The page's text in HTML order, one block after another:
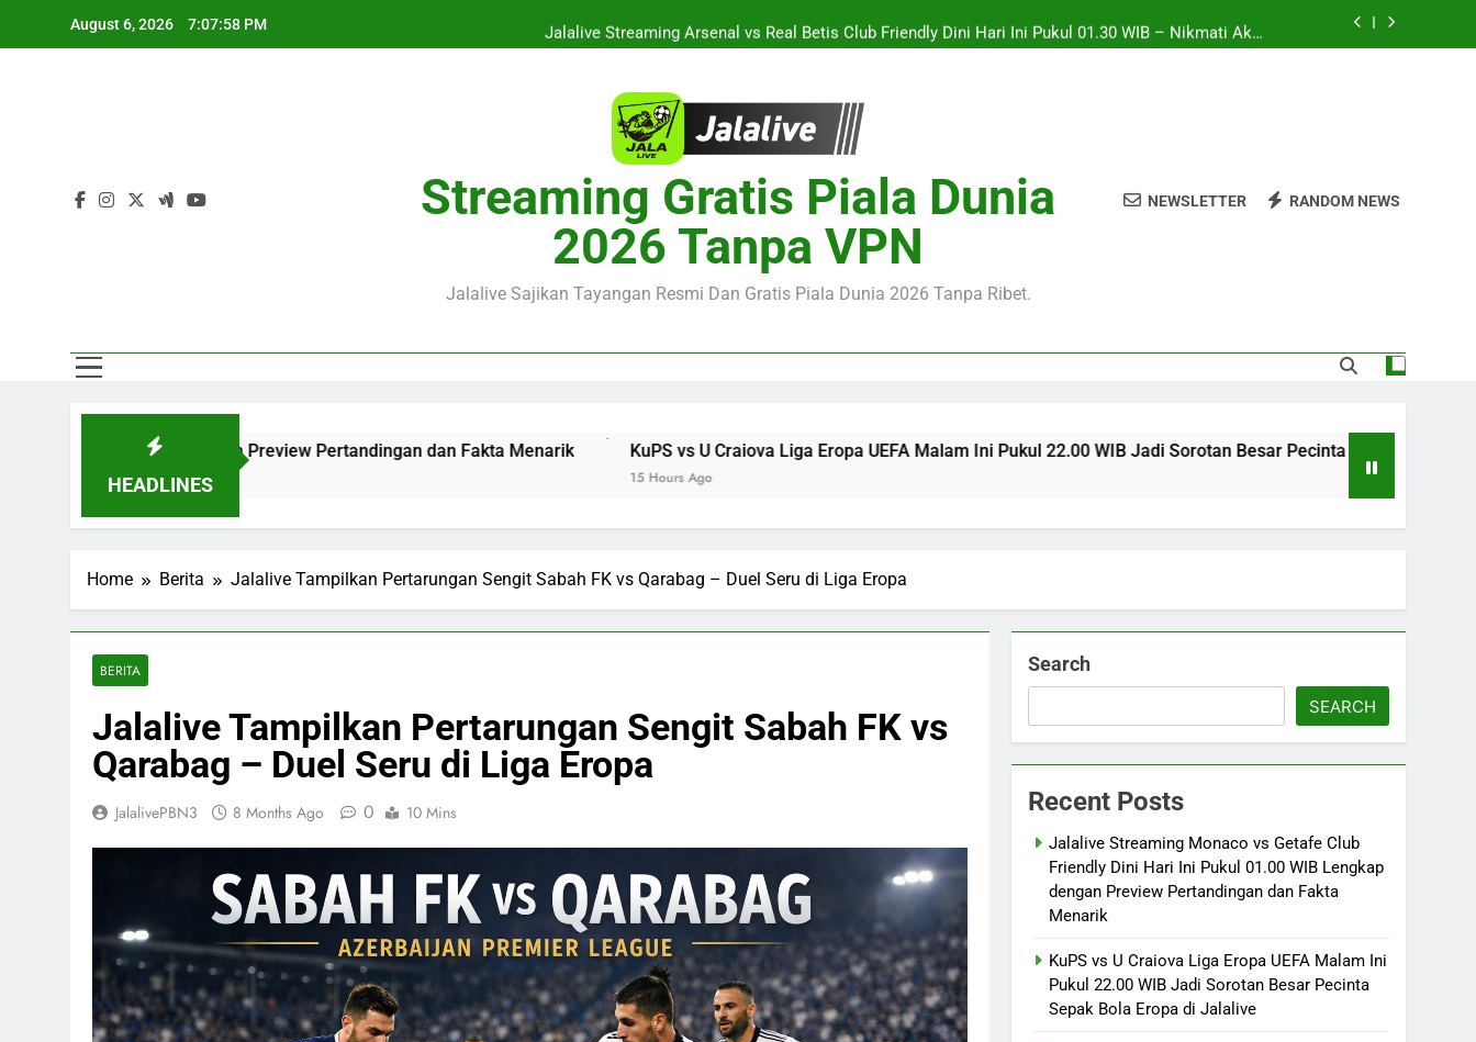
August 6, 2026 7:07:59 PM
Jalalive Streaming Arsenal vs Real Betis Club Friendly Dini Hari Ini Pukul 01.30 WIB – Nikmati Aksi
Pramusim Berkualitas Tanpa Ketinggalan Momen Penting
Jalalive Streaming Monaco vs Getafe Club Friendly Dini Hari Ini Pukul 01.00 WIB Lengkap dengan Preview
KuPS vs U Craiova Liga Eropa UEFA Malam Ini Pukul 22.00 WIB Jadi Sorotan Besar Pecinta Sepak Bola
Jalalive Streaming Arsenal vs Real Betis Club Friendly Dini Hari Ini Pukul 01.30 WIB – Nikmati Aksi
Pramusim Berkualitas Tanpa Ketinggalan Momen Penting
Derby AC Milan vs Inter Milan Club Friendly Sore Ini Pukul 18.00 WIB Tersedia Melalui Streaming Jalalive
Streaming Gratis Piala Dunia
2026 Tanpa VPN
Jalalive Sajikan Tayangan Resmi Dan Gratis Piala Dunia 2026 Tanpa Ribet.
NEWSLETTER RANDOM NEWS
HEADLINES
dengan Preview Pertandingan dan Fakta Menarik KuPS vs U Craiova Liga Eropa UEFA Malam Ini Pukul 22.00 WIB Jadi Sorotan Besar Pecinta Sepak Bola Eropa di Jalalive
Home Berita Jalalive Tampilkan Pertarungan Sengit Sabah FK vs Qarabag – Duel Seru di Liga Eropa
BERITA
Jalalive Tampilkan Pertarungan Sengit Sabah FK vs
Qarabag – Duel Seru di Liga Eropa
JalalivePBN3 8 Months Ago 0 10 Mins
Search
SEARCH
Recent Posts
Jalalive Streaming Monaco vs Getafe Club
Friendly Dini Hari Ini Pukul 01.00 WIB Lengkap
dengan Preview Pertandingan dan Fakta
Menarik
KuPS vs U Craiova Liga Eropa UEFA Malam Ini
Pukul 22.00 WIB Jadi Sorotan Besar Pecinta
Sepak Bola Eropa di Jalalive